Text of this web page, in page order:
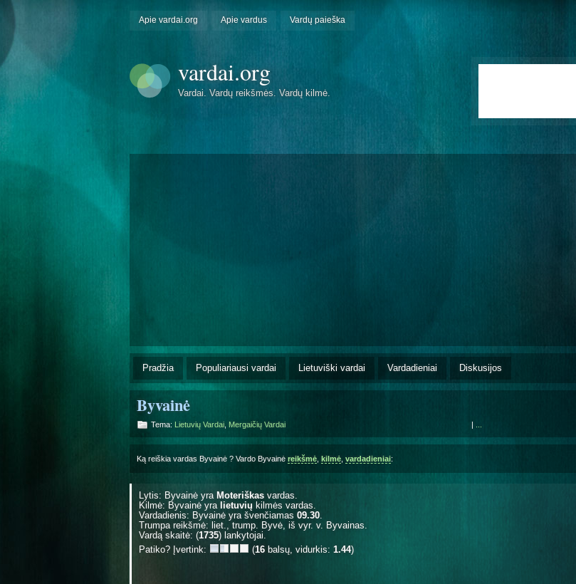
Apie vardai.org Apie vardus Vardų paieška
vardai.org
Vardai. Vardų reikšmės. Vardų kilmė.
Pradžia Populiariausi vardai Lietuviški vardai Vardadieniai Diskusijos
Byvainė
Tema: Lietuvių Vardai Mergaičių Vardai |
Ką reiškia vardas Byvainė ? Vardo Byvainė reikšmė kilmė vardadieniai:
Lytis: Byvainė yra Moteriškas vardas.
Kilmė: Byvainė yra lietuvių kilmės vardas.
Vardadienis: Byvainė yra švenčiamas 09.30
Trumpa reikšmė: liet., trump. Byvė, iš vyr. v. Byvainas.
Vardą skaitė: (1735) lankytojai.
Patiko? Įvertink:
(16 balsų, vidurkis: 1.44)